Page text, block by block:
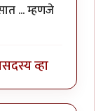
... म्हणजे
सदस्य व्हा